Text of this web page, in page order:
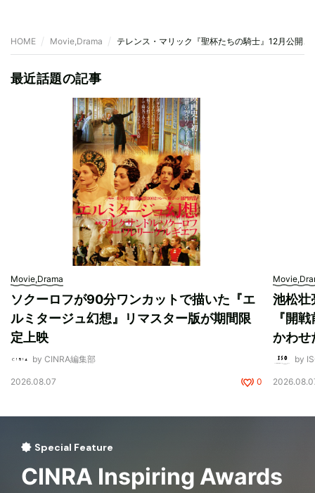
HOME Movie,Drama テレンス・マリック『聖杯たちの騎士』12月公開
最近話題の記事
Movie,Drama
ソクーロフが90分ワンカットで描いた『エ
ルミタージュ幻想』リマスター版が期間限
定上映
by CINRA編集部
2026.08.07 0
池松壮
『開
かわせ
by
Special Feature
CINRA Inspiring Awards